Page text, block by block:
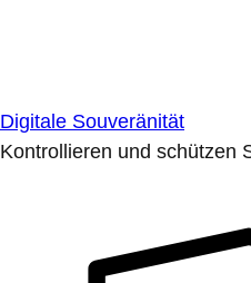
Digitale Souveränität
Kontrollieren und schützen